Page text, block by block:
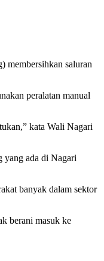
membersihkan saluran
peralatan manual
kata Wali Nagari
yang ada di Nagari
banyak dalam sektor
berani masuk ke